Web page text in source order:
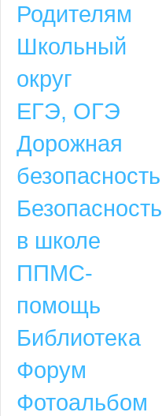
Адрес
Родителям
Школьный
округ
ЕГЭ, ОГЭ
Дорожная
безопасность
Безопасность
в школе
ППМС-
помощь
Библиотека
Форум
Фотоальбом